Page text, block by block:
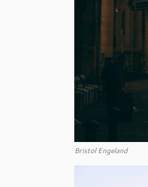
Bristol Engeland